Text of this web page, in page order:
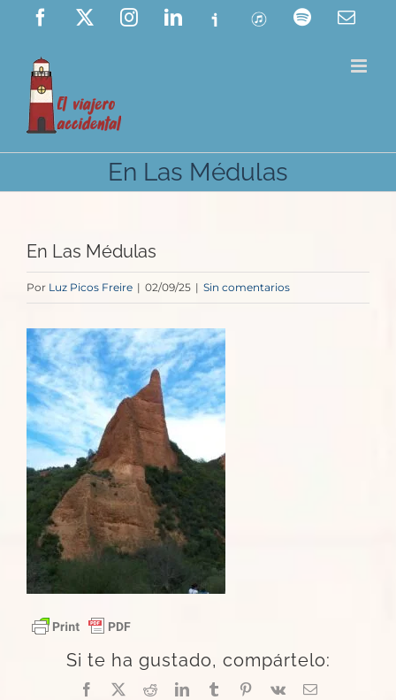
Saltar
contenido
Facebook InstagramLinkedIn
Ivoox ITunes Spotify
En Las Médulas
En Las Médulas
Por Luz Picos Freire | 02/09/25 | Sin comentarios
Si te ha gustado, compártelo:
Facebook
X RedditLinkedInTumblrPinterest
Vk
Correo